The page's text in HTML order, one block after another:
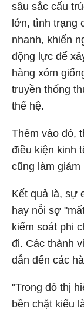
sâu sắc cấu
lớn, tình trạng
nhanh, khiến
động lực để
hàng xóm
truyền thống
thế hệ.
Thêm vào đó,
điều kiện kinh
cũng làm
Kết quả là, sự
hay nỗi sợ
kiểm soát phi
đi. Các thành
dẫn đến các
"Trong đô thị
bền chặt kiểu